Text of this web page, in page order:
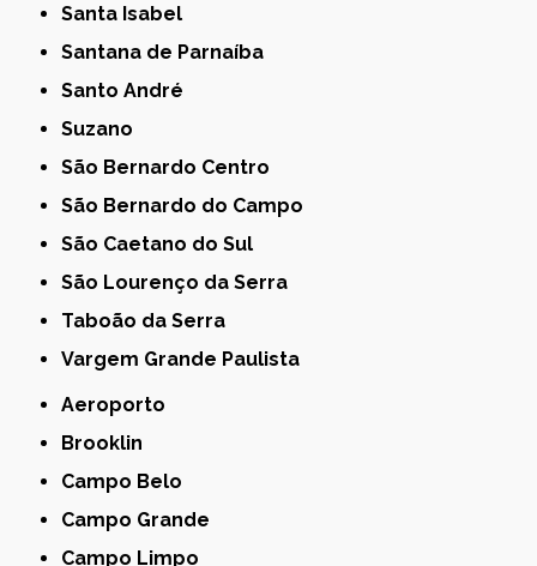
Santa Isabel
Santana de Parnaíba
Santo André
Suzano
São Bernardo Centro
São Bernardo do Campo
São Caetano do Sul
São Lourenço da Serra
Taboão da Serra
Vargem Grande Paulista
Aeroporto
Brooklin
Campo Belo
Campo Grande
Campo Limpo